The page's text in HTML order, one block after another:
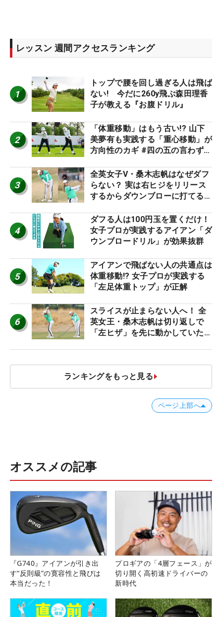
レッスン 週間アクセスランキング
1
トップで腰を回し過ぎる人は飛ば
ない! 今だに260y飛ぶ森田理香
子が教える『お腹ドリル』
2
「体重移動」はもう古い!? 山下
美夢有も実践する「重心移動」が
方向性のカギ #四の五の言わず振
3
全英女子V・桑木志帆はなぜダフ
らない？ 実は右ヒジをリリース
するからダウンブローに打てる #
4
ダフる人は100円玉を置くだけ！
女子プロが実践するアイアン「ダ
ウンブロードリル」が効果抜群
5
アイアンで飛ばない人の共通点は
体重移動!? 女子プロが実践する
「左足体重トップ」が正解
6
スライスが止まらない人へ！ 全
英女王・桑木志帆は切り返しで
「左ヒザ」を先に動かしていた
ランキングをもっと見る
ページ上部へ
オススメの記事
『G740』アイアンが引き出
す“反則級”の寛容性と飛びは
本当だった！
プロギアの「4層フェース」が
切り開く高初速ドライバーの
新時代